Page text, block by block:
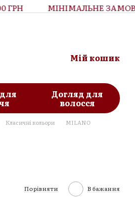
МІНІМАЛЬНЕ
Мій кошик
Догляд для
волосся
Класичні кольори
MILANO
Порівняти В бажання